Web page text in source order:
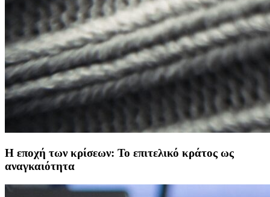
Η εποχή των κρίσεων: Το επιτελικό κράτος ως
αναγκαιότητα